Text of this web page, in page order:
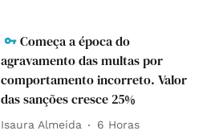
Começa a época do
agravamento das multas por
comportamento incorreto. Valor
das sanções cresce 25%
Isaura Almeida 6 Horas